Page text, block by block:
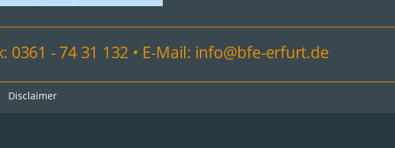
0361 - 74 31 132 • E-Mail: info@bfe-erfurt.de
Disclaimer